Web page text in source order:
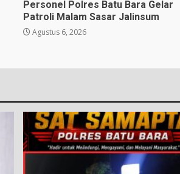
Personel Polres Batu Bara Gelar
Patroli Malam Sasar Jalinsum
Agustus 6, 2026